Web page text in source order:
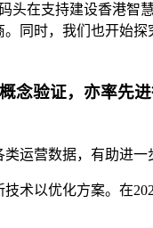
头在支持建设香港智
同时，我们也开始
念验证，亦率先
运营数据，有助进一
术以优化方案。在